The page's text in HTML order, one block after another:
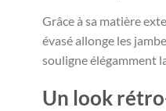
Grâce à sa matière
évasé allonge les
souligne élégamment
Un look